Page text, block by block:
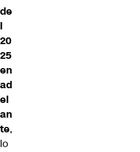
de
l
20
25
en
ad
el
an
te,
lo